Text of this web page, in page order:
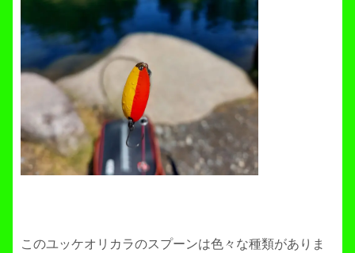
このユッケオリカラのスプーンは色々な種類がありま